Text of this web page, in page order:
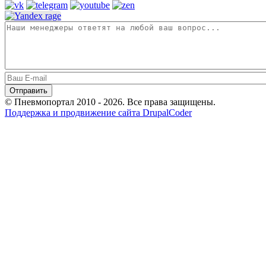
© Пневмопортал 2010 - 2026. Все права защищены.
Поддержка и продвижение сайта DrupalCoder